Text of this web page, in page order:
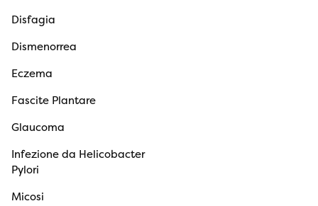
Disfagia
Dismenorrea
Eczema
Fascite Plantare
Glaucoma
Infezione da Helicobacter
Pylori
Micosi